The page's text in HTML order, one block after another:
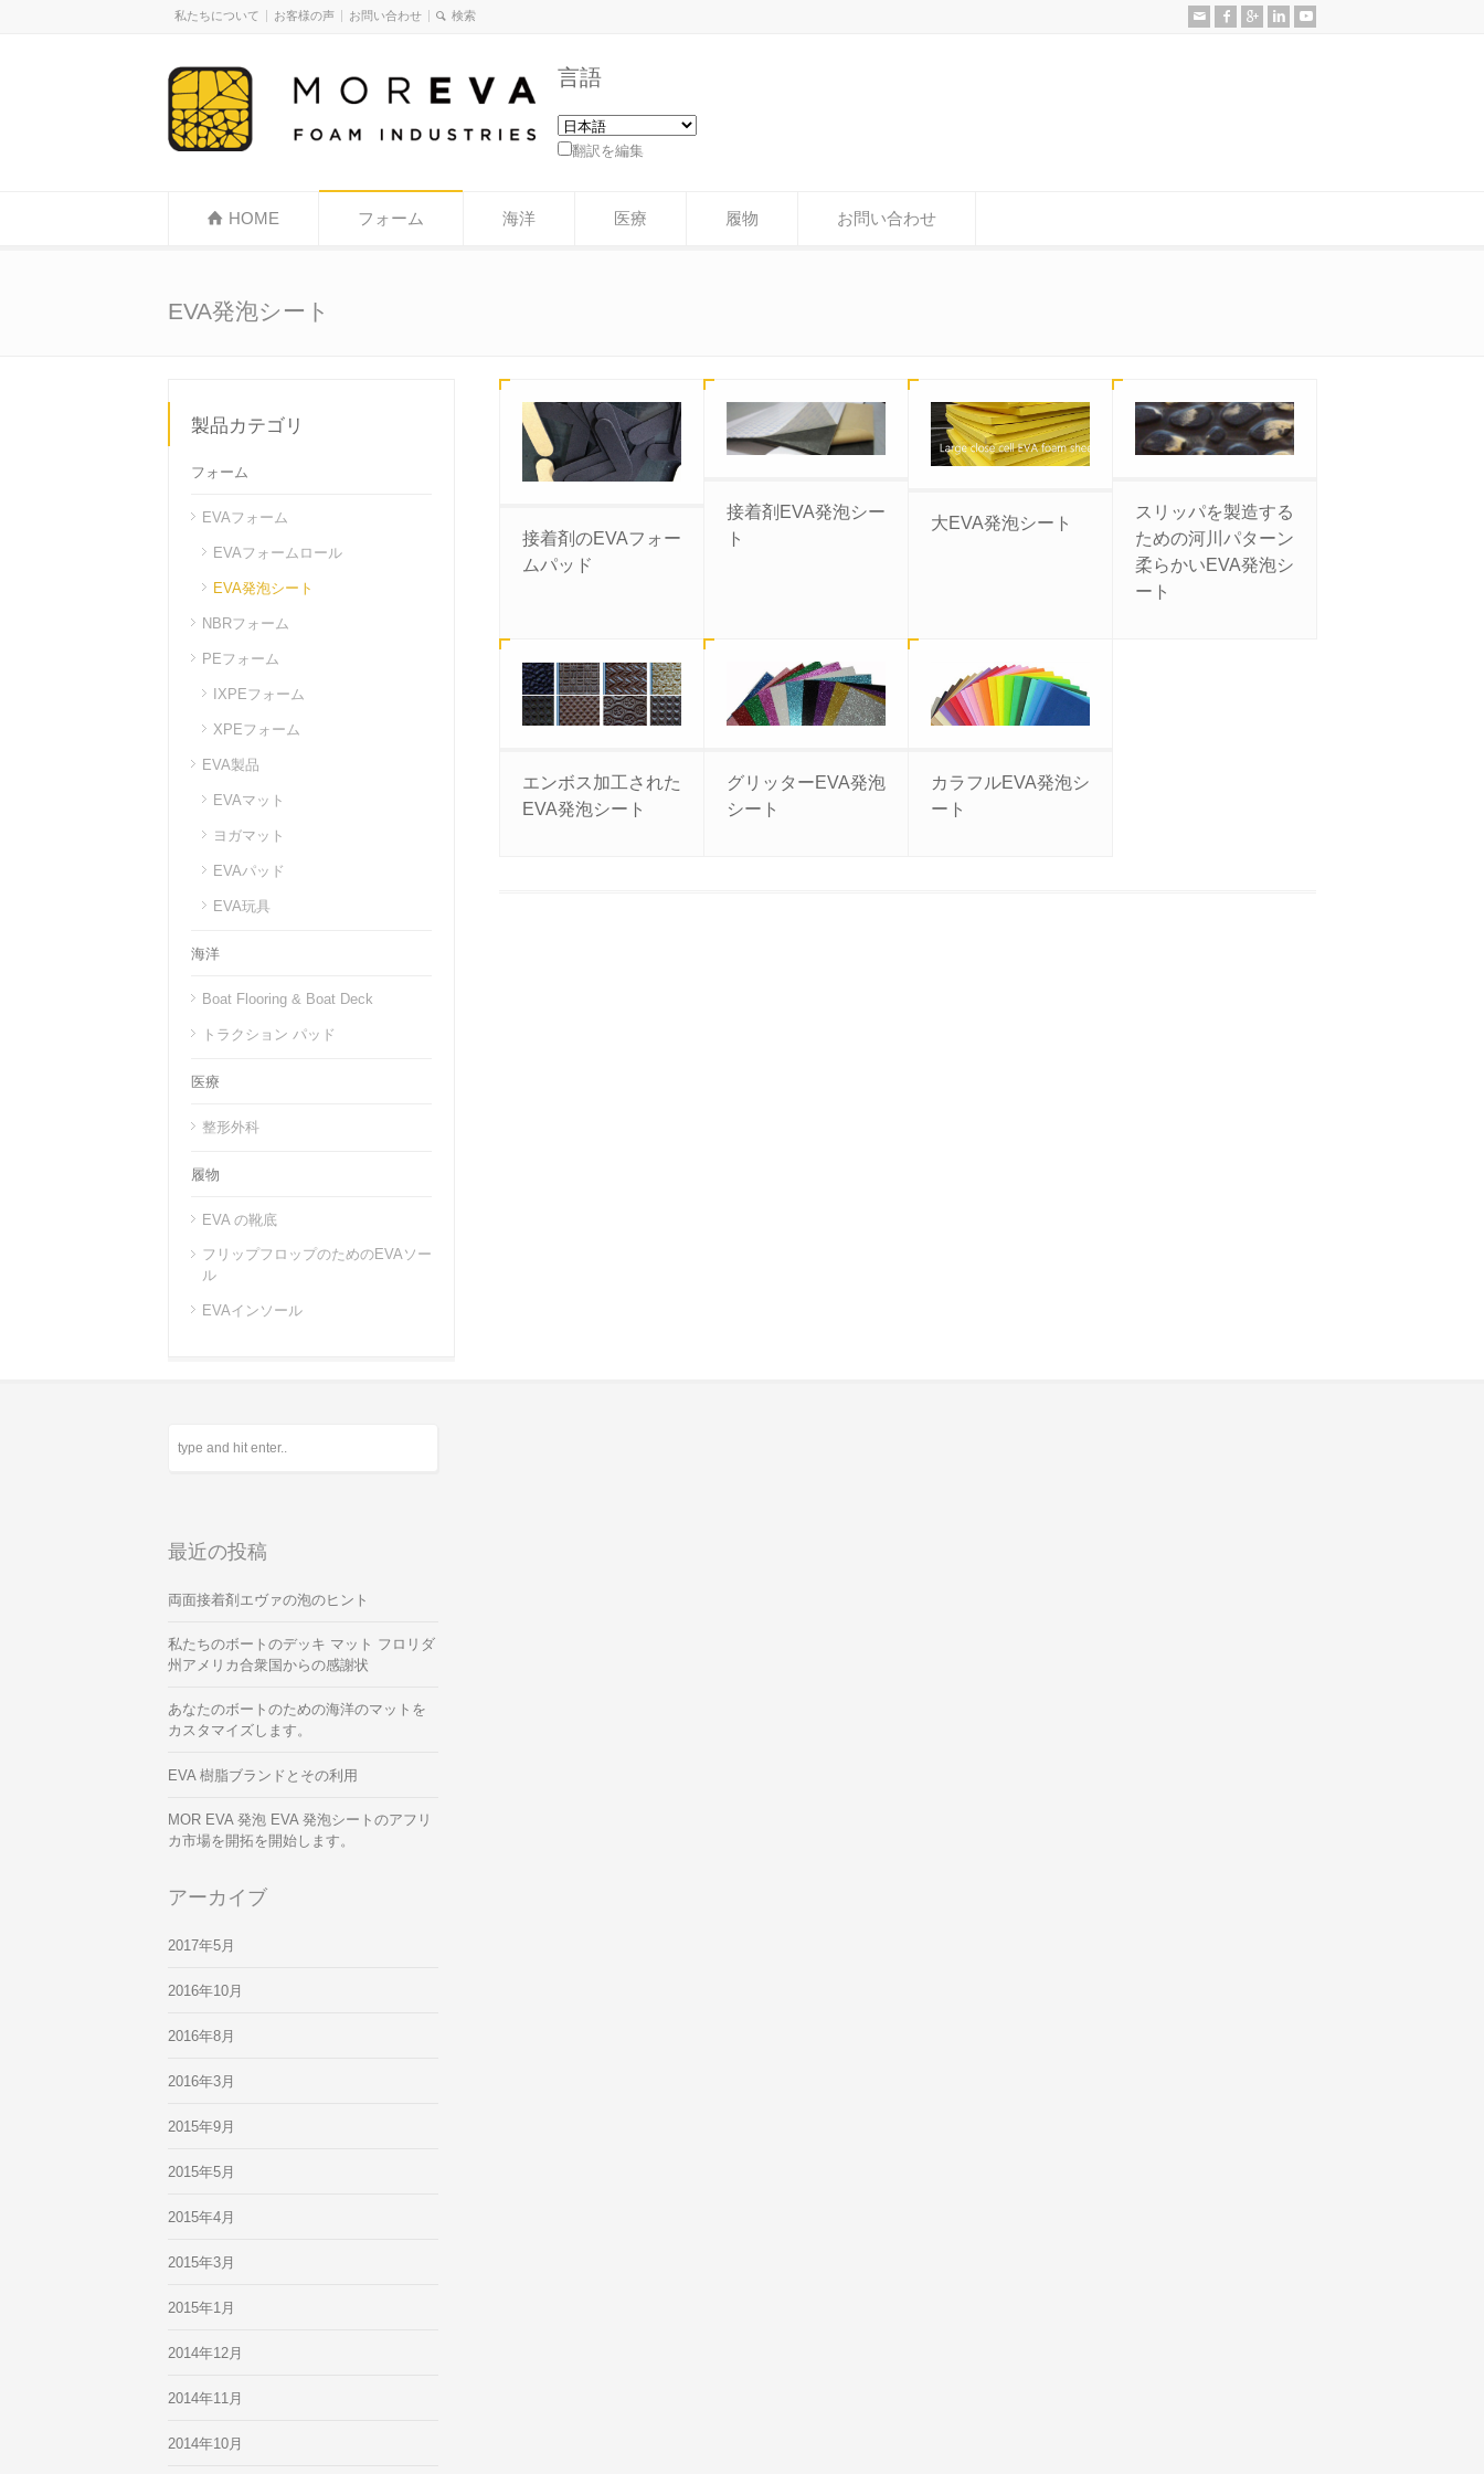
私たちについて お客様の声 お問い合わせ
言語
翻訳を編集
HOME フォーム 海洋 医療 履物 お問い合わせ
EVA発泡シート
接着剤のEVAフォー
ムパッド
接着剤EVA発泡シー
ト
大EVA発泡シート
スリッパを製造する
ための河川パターン
柔らかいEVA発泡シ
ート
エンボス加工された
EVA発泡シート
グリッターEVA発泡
シート
カラフルEVA発泡シ
ート
製品カテゴリ
フォーム
EVAフォーム
EVAフォームロール
EVA発泡シート
NBRフォーム
PEフォーム
IXPEフォーム
XPEフォーム
EVA製品
EVAマット
ヨガマット
EVAパッド
EVA玩具
海洋
Boat Flooring & Boat Deck
トラクション パッド
医療
整形外科
履物
EVA の靴底
フリップフロップのためのEVAソー
ル
EVAインソール
最近の投稿
両面接着剤エヴァの泡のヒント
私たちのボートのデッキ マット フロリダ
州アメリカ合衆国からの感謝状
あなたのボートのための海洋のマットを
カスタマイズします。
EVA 樹脂ブランドとその利用
MOR EVA 発泡 EVA 発泡シートのアフリ
カ市場を開拓を開始します。
アーカイブ
2017年5月
2016年10月
2016年8月
2016年3月
2015年9月
2015年5月
2015年4月
2015年3月
2015年1月
2014年12月
2014年11月
2014年10月